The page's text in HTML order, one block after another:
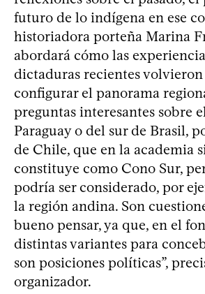
futuro de lo indígena en ese
historiadora porteña Marina
abordará cómo las
dictaduras recientes
configurar el panorama
preguntas interesantes sobre
Paraguay o del sur de Brasil,
de Chile, que en la academia
constituye como Cono Sur,
podría ser considerado, por
la región andina. Son
bueno pensar, ya que, en el
distintas variantes para
son posiciones políticas”,
organizador.